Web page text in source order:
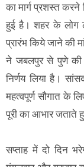
का मार्ग प्रशस्त
हुई है। शहर के लोग
प्रारंभ किये जाने की
ने जबलपुर से पुणे की
निर्णय लिया है।
महत्वपूर्ण सौगात के
पूरी का आभार जताते
सप्ताह में दो दिन